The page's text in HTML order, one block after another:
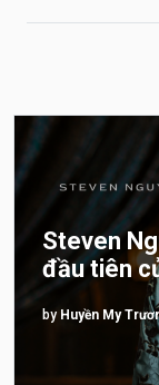
Steven
đầu tiên
by Huyền My